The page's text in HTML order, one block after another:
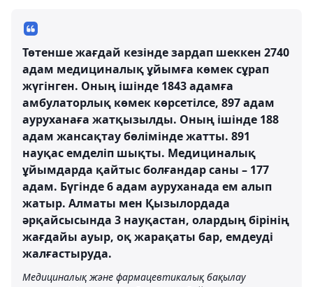
Төтенше жағдай кезінде зардап шеккен 2740
адам медициналық ұйымға көмек сұрап
жүгінген. Оның ішінде 1843 адамға
амбулаторлық көмек көрсетілсе, 897 адам
ауруханаға жатқызылды. Оның ішінде 188
адам жансақтау бөлімінде жатты. 891
науқас емделіп шықты. Медициналық
ұйымдарда қайтыс болғандар саны – 177
адам. Бүгінде 6 адам ауруханада ем алып
жатыр. Алматы мен Қызылордада
әрқайсысында 3 науқастан, олардың бірінің
жағдайы ауыр, оқ жарақаты бар, емдеуді
жалғастыруда.
Медициналық және фармацевтикалық бақылау